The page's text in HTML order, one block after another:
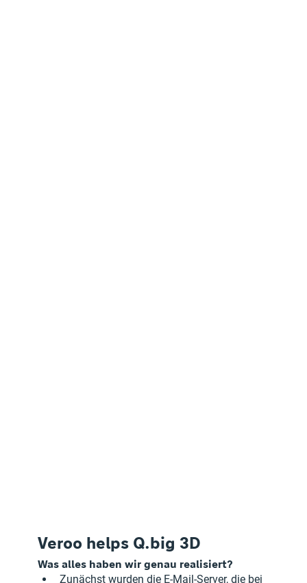
Veroo helps Q.big 3D
Was alles haben wir genau realisiert?
Zunächst wurden die E-Mail-Server, die bei